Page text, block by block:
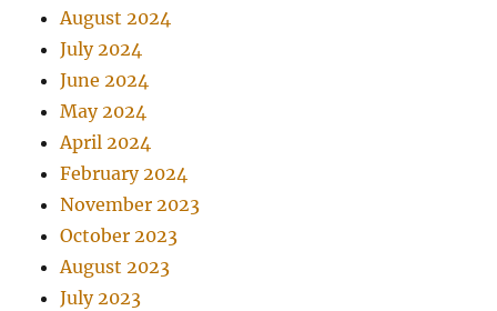
August 2024
July 2024
June 2024
May 2024
April 2024
February 2024
November 2023
October 2023
August 2023
July 2023